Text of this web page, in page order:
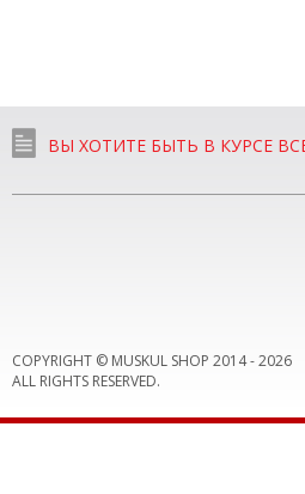
ВЫ ХОТИТЕ БЫТЬ В КУРСЕ
COPYRIGHT © MUSKUL SHOP 2014 -2026
ALL RIGHTS RESERVED.